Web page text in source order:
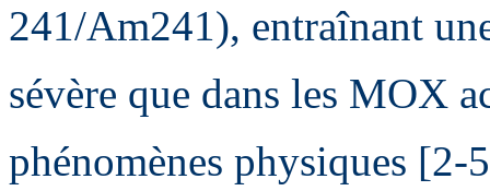
241/Am241), entraînant
sévère que dans les MOX
phénomènes physiques